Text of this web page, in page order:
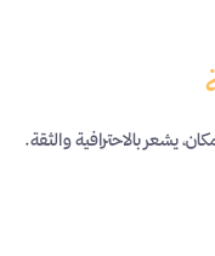
يشعر بالاحترافية والثقة.